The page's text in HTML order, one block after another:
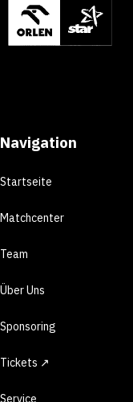
Navigation
Startseite
Matchcenter
Team
Über Uns
Sponsoring
Tickets ↗
Service